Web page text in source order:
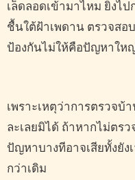
เล็ดลอดเข้ามาไหม ยิ่งไ
ชื้นใต้ฝ้าเพดาน ตรวจสอ
ป้องกันไม่ให้คือปัญหาให
เพราะเหตุว่าการตรวจบ้
ละเลยมิได้ ถ้าหากไม่ตรว
ปัญหาบางทีอาจเสียทั้งยัง
กว่าเดิม